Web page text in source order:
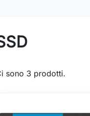
sono 3 prodotti.